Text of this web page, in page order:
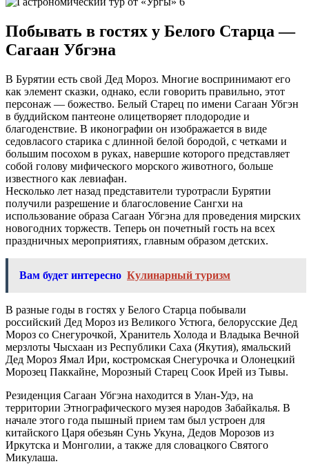
Побывать в гостях у Белого Старца —
Сагаан Убгэна
В Бурятии есть свой Дед Мороз. Многие воспринимают его
как элемент сказки, однако, если говорить правильно, этот
персонаж — божество. Белый Старец по имени Сагаан Убгэн
в буддийском пантеоне олицетворяет плодородие и
благоденствие. В иконографии он изображается в виде
седовласого старика с длинной белой бородой, с четками и
большим посохом в руках, навершие которого представляет
собой голову мифического морского животного, больше
известного как левиафан.
Несколько лет назад представители туротрасли Бурятии
получили разрешение и благословение Сангхи на
использование образа Сагаан Убгэна для проведения мирских
новогодних торжеств. Теперь он почетный гость на всех
праздничных мероприятиях, главным образом детских.
Вам будет интересно Кулинарный туризм
В разные годы в гостях у Белого Старца побывали
российский Дед Мороз из Великого Устюга, белорусские Дед
Мороз со Снегурочкой, Хранитель Холода и Владыка Вечной
мерзлоты Чысхаан из Республики Саха (Якутия), ямальский
Дед Мороз Ямал Ири, костромская Снегурочка и Олонецкий
Морозец Паккайне, Морозный Старец Соок Ирей из Тывы.
Резиденция Сагаан Убгэна находится в Улан-Удэ, на
территории Этнографического музея народов Забайкалья. В
начале этого года пышный прием там был устроен для
китайского Царя обезьян Сунь Укуна, Дедов Морозов из
Иркутска и Монголии, а также для словацкого Святого
Микулаша.